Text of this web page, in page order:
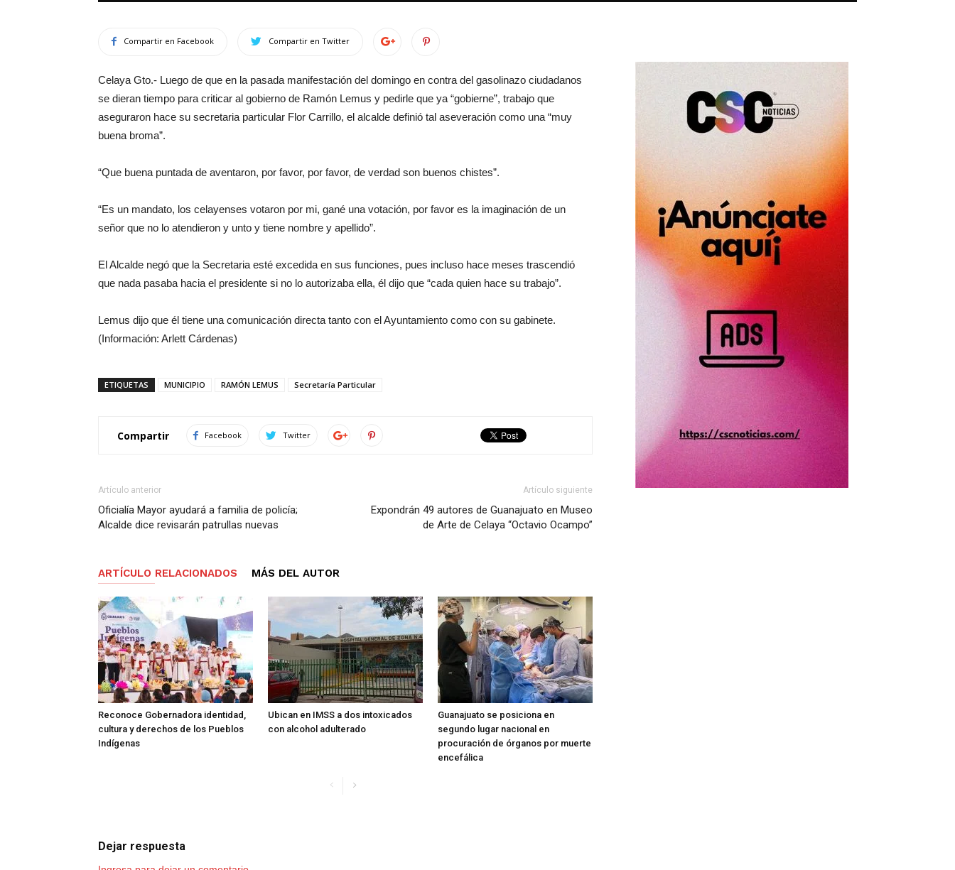
Compartir en Facebook Compartir en Twitter
Celaya Gto.- Luego de que en la pasada manifestación del domingo en contra del gasolinazo ciudadanos
se dieran tiempo para criticar al gobierno de Ramón Lemus y pedirle que ya “gobierne”, trabajo que
aseguraron hace su secretaria particular Flor Carrillo, el alcalde definió tal aseveración como una “muy
buena broma”.
“Que buena puntada de aventaron, por favor, por favor, de verdad son buenos chistes”.
“Es un mandato, los celayenses votaron por mi, gané una votación, por favor es la imaginación de un
señor que no lo atendieron y unto y tiene nombre y apellido”.
El Alcalde negó que la Secretaria esté excedida en sus funciones, pues incluso hace meses trascendió
que nada pasaba hacia el presidente si no lo autorizaba ella, él dijo que “cada quien hace su trabajo”.
Lemus dijo que él tiene una comunicación directa tanto con el Ayuntamiento como con su gabinete.
(Información: Arlett Cárdenas)
ETIQUETAS MUNICIPIO RAMÓN LEMUS Secretaría Particular
Compartir Facebook Twitter
Artículo anterior
Oficialía Mayor ayudará a familia de policía;
Alcalde dice revisarán patrullas nuevas
Artículo siguiente
Expondrán 49 autores de Guanajuato en Museo
de Arte de Celaya “Octavio Ocampo”
ARTÍCULO RELACIONADOS MÁS DEL AUTOR
Reconoce Gobernadora identidad,
cultura y derechos de los Pueblos
Indígenas
Ubican en IMSS a dos intoxicados
con alcohol adulterado
Guanajuato se posiciona en
segundo lugar nacional en
procuración de órganos por muerte
encefálica
Dejar respuesta